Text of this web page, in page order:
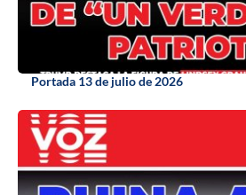
Portada 13 de julio de 2026